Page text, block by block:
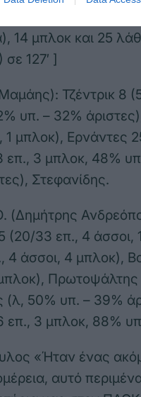
14 μπλοκ και 25
127′ ]
Τζέντρικ 8
υπ. – 32%
1 μπλοκ), Ερνάντες
επ., 3 μπλοκ, 48%
Στεφανίδης.
(20/33 επ., 4 άσσοι,
4 άσσοι, 4 μπλοκ),
(λ, 50% υπ. – 39%
3 μπλοκ, 88%
«Ήταν ένας
αυτό